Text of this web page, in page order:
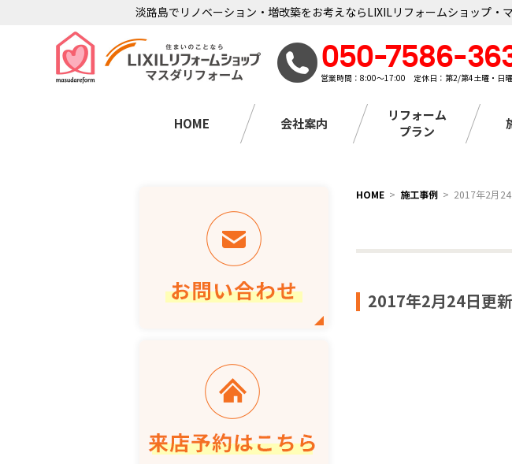
淡路島でリノベーション・増改築をお考えならLIXILリフォームショップ・
050-7586-
営業時間：8:00～17:00 定休日：第2/第4土曜・日
HOME 会社案内
リフォーム
プラン
HOME 施工事例 2017年2月
2017年2月24日更